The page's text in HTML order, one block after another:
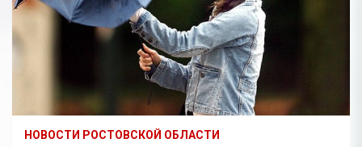
НОВОСТИ РОСТОВСКОЙ ОБЛАСТИ